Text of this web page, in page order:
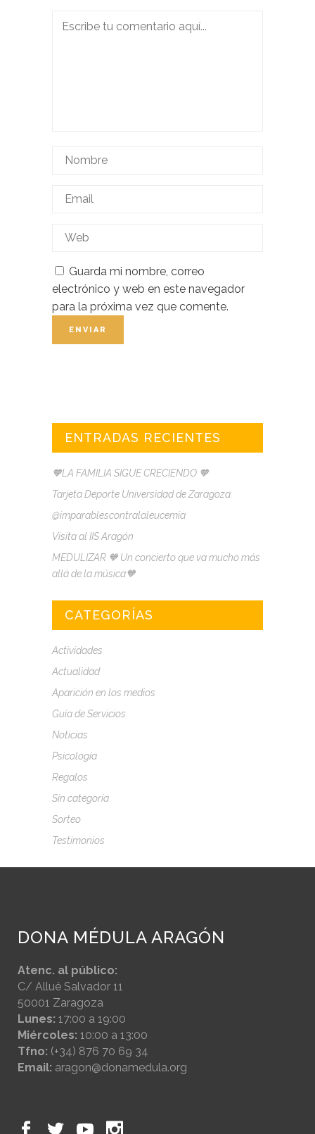
Guarda mi nombre, correo
electrónico y web en este navegador
para la próxima vez que comente.
ENTRADAS RECIENTES
🧡LA FAMILIA SIGUE CRECIENDO 🧡
Tarjeta Deporte Universidad de Zaragoza.
@imparablescontralaleucemia
Visita al IIS Aragón
MEDULIZAR 🧡 Un concierto que va mucho más
allá de la música🧡
CATEGORÍAS
Actividades
Actualidad
Aparición en los medios
Guía de Servicios
Noticias
Psicología
Regalos
Sin categoría
Sorteo
Testimonios
DONA MÉDULA ARAGÓN
Atenc. al público:
C/ Allué Salvador 11
50001 Zaragoza
Lunes: 17:00 a 19:00
Miércoles: 10:00 a 13:00
Tfno: (+34) 876 70 69 34
Email: aragon@donamedula.org